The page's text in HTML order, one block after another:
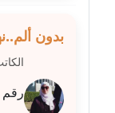
بدون
رقم